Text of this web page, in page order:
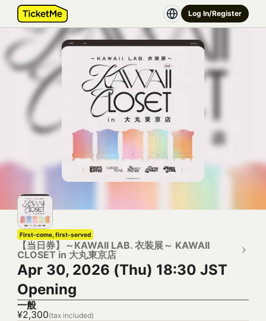
Log In/Register
First-come, first-served
【当日券】～KAWAII LAB. 衣装展～ KAWAII
CLOSET in 大丸東京店
Apr 30, 2026 (Thu) 18:30 JST
Opening
一般
¥2,300(tax included)